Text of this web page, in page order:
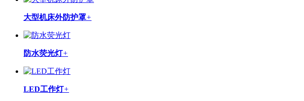
大型机床外防护罩+
防水荧光灯+
LED工作灯+